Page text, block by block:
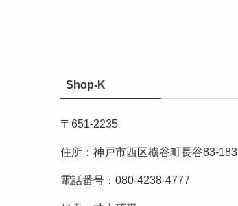
Shop-K
〒651-2235
住所：神戸市西区櫨谷町長谷83-183
電話番号：080-4238-4777